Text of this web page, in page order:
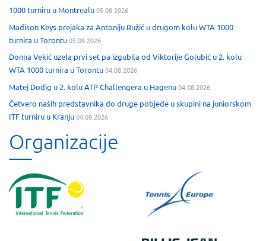
1000 turniru u Montrealu05.08.2026
Madison Keys prejaka za Antoniju Ružić u drugom kolu WTA 1000
turnira u Torontu05.08.2026
Donna Vekić uzela prvi set pa izgubila od Viktorije Golubić u 2. kolu
WTA 1000 turnira u Torontu04.08.2026
Matej Dodig u 2. kolu ATP Challengera u Hagenu04.08.2026
Četvero naših predstavnika do druge pobjede u skupini na juniorskom
ITF turniru u Kranju04.08.2026
Organizacije